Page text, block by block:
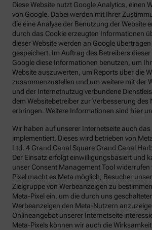
Diese Website nutzt Google Analytics, einen
von Google. Dabei werden mit Ihrer
die eine Analyse der Benutzung der Website
durch das Cookie erzeugten Informationen
dieser Website werden an Google
gespeichert. Im Auftrag des Betreibers dieser
Google diese Informationen benutzen, um
Website auszuwerten, um Reports über die
zusammenzustellen und um weitere mit der
und der Internetnutzug verbundene
dem Websitebetreiber zur Verbesserung des
erbringen. Weitere Informationen sind hier
Wir haben auf unserer Internetseite auch das
implementiert. Dieses wird betrieben von
Ltd. 4 Grand Canal Square Grand Canal
Der Einsatz erfolgt einwilligungsbasiert und
unser Consent Management Tool
Pixel macht es Meta möglich, Besucher
Zielgruppe von Werbeanzeigen zu
Meta-Pixel ein, um die durch uns
Werbeanzeigen den Meta-Nutzern
Onlineangebot unserer Internetseite
Meta-Pixels können wir auch die